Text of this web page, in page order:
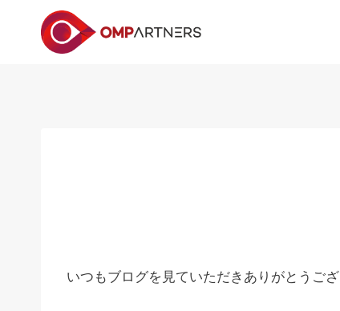
いつもブログを見ていただきありがとうござ